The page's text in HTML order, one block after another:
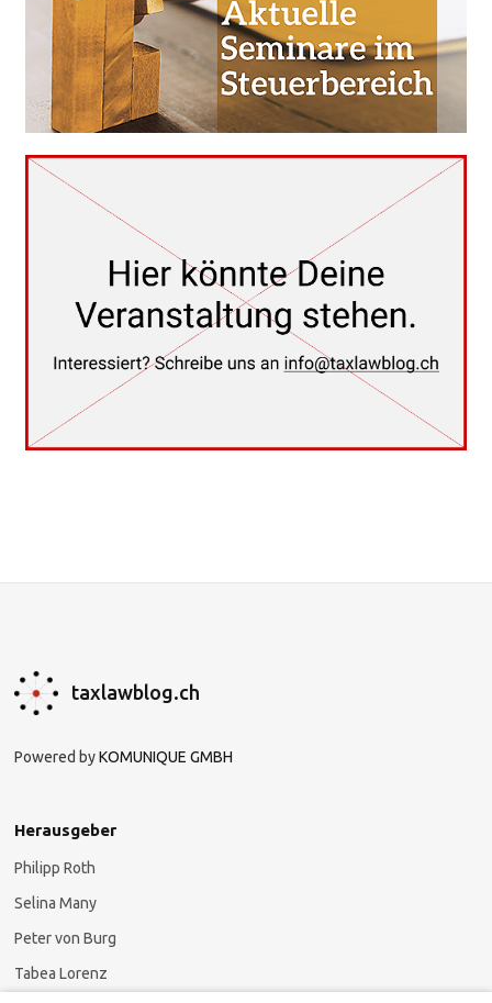
taxlawblog.ch
Powered byKOMUNIQUE GMBH
Herausgeber
Philipp Roth
Selina Many
Peter von Burg
Tabea Lorenz